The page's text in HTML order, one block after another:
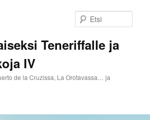
Teneriffalle ja
IV
de la Cruzissa, La Orotavassa… ja